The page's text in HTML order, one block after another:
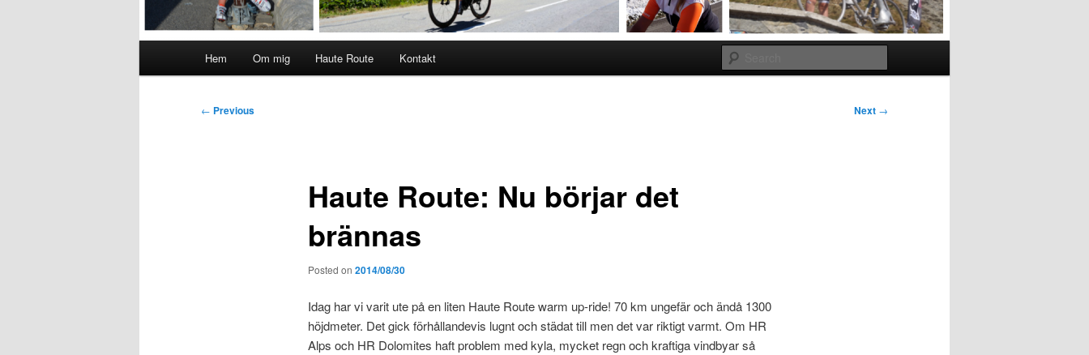
Hem Om mig Haute Route Kontakt
Post
← Previous Next →
Haute Route: Nu börjar det
brännas
Posted on 2014/08/30
Idag har vi varit ute på en liten Haute Route warm up-ride! 70 km ungefär och ändå 1300
höjdmeter. Det gick förhållandevis lugnt och städat till men det var riktigt varmt. Om HR
Alps och HR Dolomites haft problem med kyla, mycket regn och kraftiga vindbyar så